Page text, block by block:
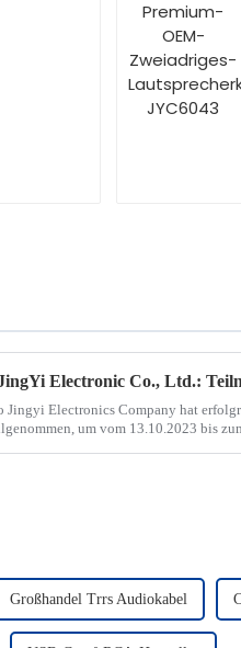
Jingyi Electronics Company hat
um vom 13.10.2023 bis
Großhandel Trrs Audiokabel